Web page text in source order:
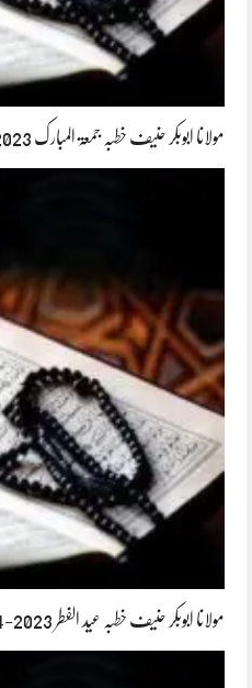
مولانا ابوبکر حنیف خطبہ جمعۃ المبارک 2023-04-28
مولانا ابوبکر حنیف خطبہ عید الفطر 2023-04-22